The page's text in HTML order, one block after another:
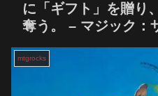
に「ギフト」を贈り
奪う。 – マジック：
mtgrocks